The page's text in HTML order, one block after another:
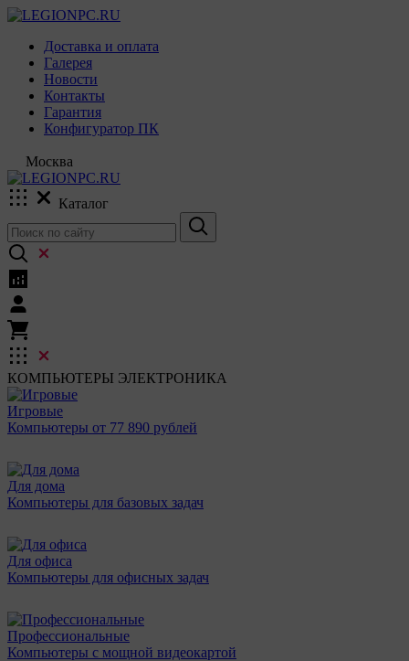
Доставка и оплата
Галерея
Новости
Контакты
Гарантия
Конфигуратор ПК
Москва
Каталог
КОМПЬЮТЕРЫ ЭЛЕКТРОНИКА
Игровые
Компьютеры от 77 890 рублей
Для дома
Компьютеры для базовых задач
Для офиса
Компьютеры для офисных задач
Профессиональные
Компьютеры с мощной видеокартой